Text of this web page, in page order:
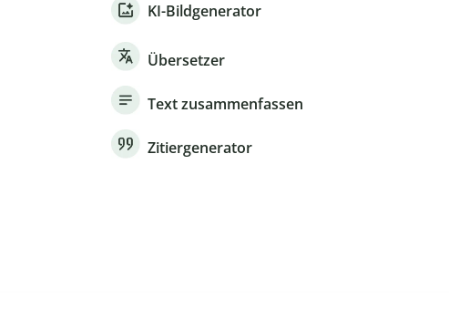
KI-Bildgenerator
Übersetzer
Text zusammenfassen
Zitiergenerator